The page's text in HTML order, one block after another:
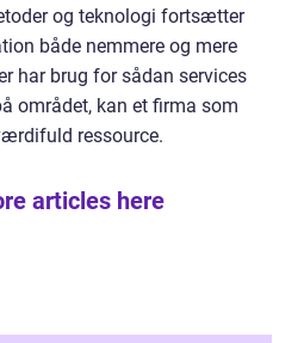
og teknologi fortsætter
både nemmere og mere
har brug for sådan services
området, kan et firma som
ressource.
articles here